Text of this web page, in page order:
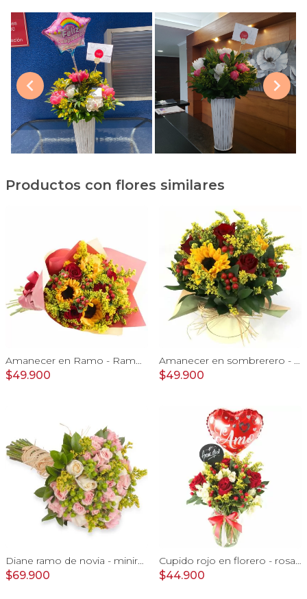
Productos con flores similares
Amanecer en Ramo - Ramo con girasoles, rosas rojo e hypericum
$49.900
Amanecer en sombrerero - Arreglo floral de girasoles, rosas rojo, e hypericum
$49.900
Diane ramo de novia - minirosas rosadas, rosas blancas, e hypericum verde
$69.900
Cupido rojo en florero - rosas, mini rosas, hypericum, globo te amo y pizarra
$44.900